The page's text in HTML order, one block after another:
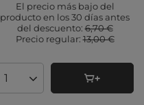
El precio más bajo del
producto en los 30 días antes
del descuento:6,70 €
Precio regular:13,00 €
Cantidad de productos